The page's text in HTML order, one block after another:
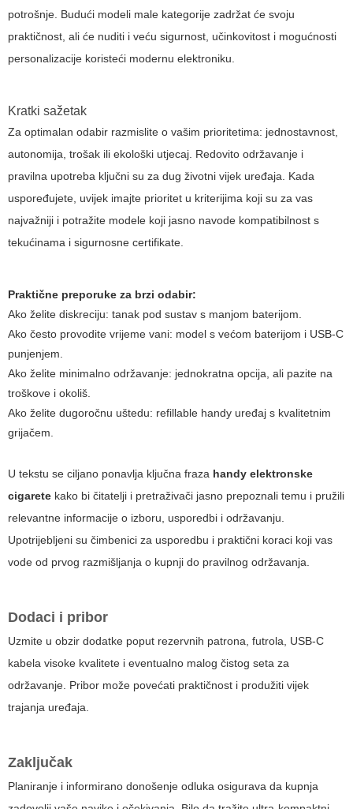
potrošnje. Budući modeli male kategorije zadržat će svoju
praktičnost, ali će nuditi i veću sigurnost, učinkovitost i mogućnosti
personalizacije koristeći modernu elektroniku.
Kratki sažetak
Za optimalan odabir razmislite o vašim prioritetima: jednostavnost,
autonomija, trošak ili ekološki utjecaj. Redovito održavanje i
pravilna upotreba ključni su za dug životni vijek uređaja. Kada
uspoređujete, uvijek imajte prioritet u kriterijima koji su za vas
najvažniji i potražite modele koji jasno navode kompatibilnost s
tekućinama i sigurnosne certifikate.
Praktične preporuke za brzi odabir:
Ako želite diskreciju: tanak pod sustav s manjom baterijom.
Ako često provodite vrijeme vani: model s većom baterijom i USB-C
punjenjem.
Ako želite minimalno održavanje: jednokratna opcija, ali pazite na
troškove i okoliš.
Ako želite dugoročnu uštedu: refillable handy uređaj s kvalitetnim
grijačem.
U tekstu se ciljano ponavlja ključna fraza handy elektronske
cigarete kako bi čitatelji i pretraživači jasno prepoznali temu i pružili
relevantne informacije o izboru, usporedbi i održavanju.
Upotrijebljeni su čimbenici za usporedbu i praktični koraci koji vas
vode od prvog razmišljanja o kupnji do pravilnog održavanja.
Dodaci i pribor
Uzmite u obzir dodatke poput rezervnih patrona, futrola, USB-C
kabela visoke kvalitete i eventualno malog čistog seta za
održavanje. Pribor može povećati praktičnost i produžiti vijek
trajanja uređaja.
Zaključak
Planiranje i informirano donošenje odluka osigurava da kupnja